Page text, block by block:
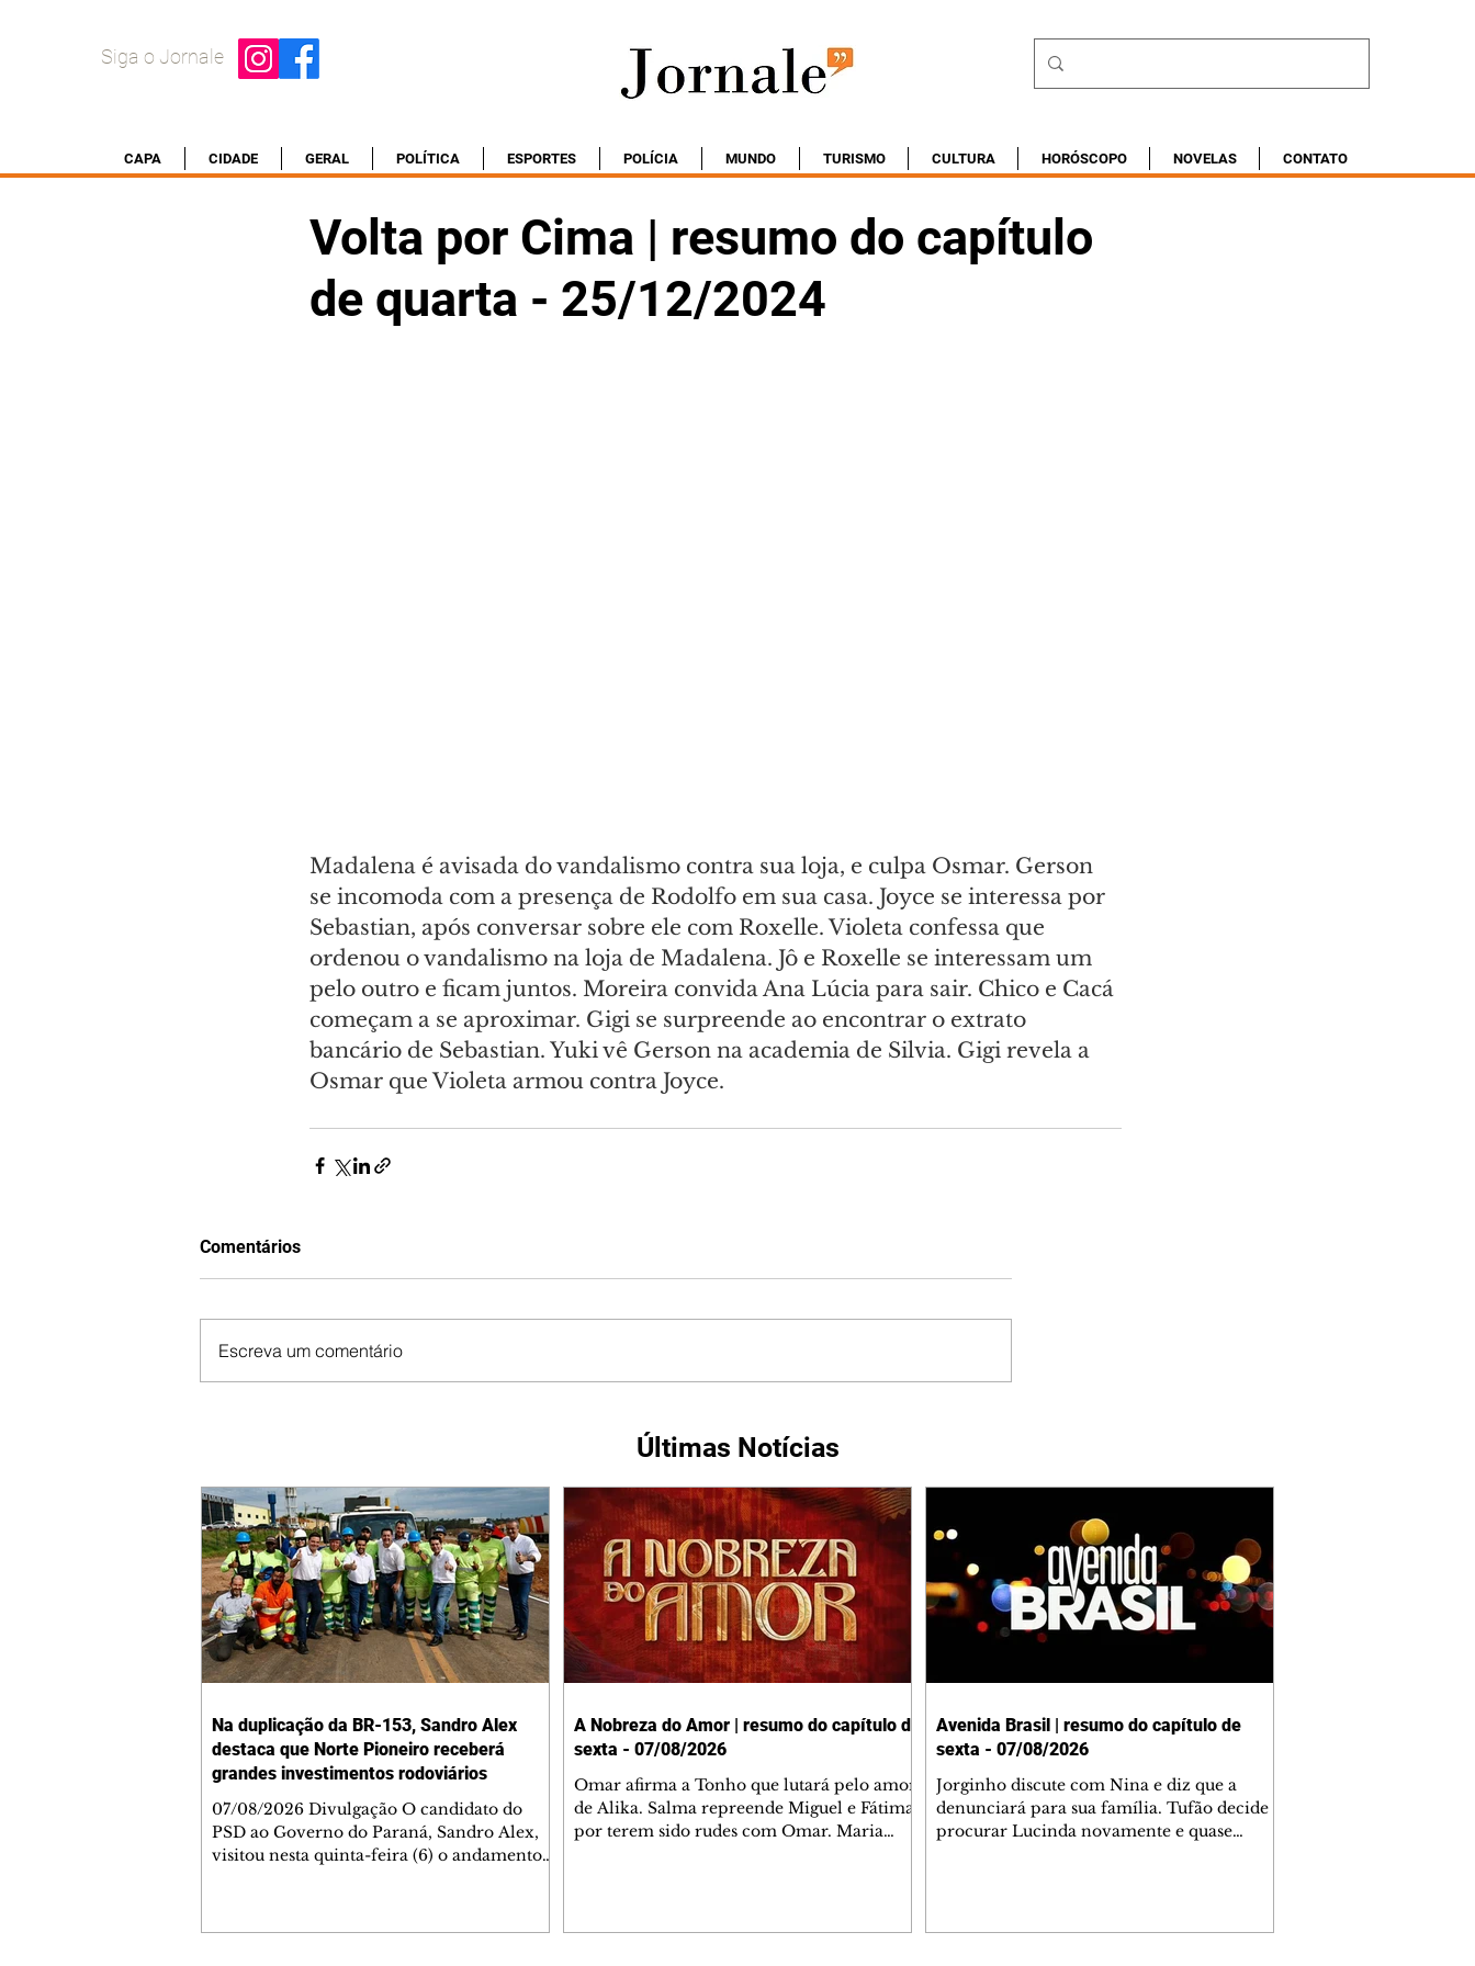
Siga o Jornale
CAPA CIDADE GERAL POLÍTICA ESPORTES POLÍCIA MUNDO TURISMO CULTURA HORÓSCOPO NOVELAS CONTATO
Volta por Cima | resumo do capítulo
de quarta - 25/12/2024
Madalena é avisada do vandalismo contra sua loja, e culpa Osmar. Gerson
se incomoda com a presença de Rodolfo em sua casa. Joyce se interessa por
Sebastian, após conversar sobre ele com Roxelle. Violeta confessa que
ordenou o vandalismo na loja de Madalena. Jô e Roxelle se interessam um
pelo outro e ficam juntos. Moreira convida Ana Lúcia para sair. Chico e Cacá
começam a se aproximar. Gigi se surpreende ao encontrar o extrato
bancário de Sebastian. Yuki vê Gerson na academia de Silvia. Gigi revela a
Osmar que Violeta armou contra Joyce.
Comentários
Escreva um comentário
Últimas Notícias
Na duplicação da BR-153, Sandro Alex
destaca que Norte Pioneiro receberá
grandes investimentos rodoviários
07/08/2026 Divulgação O candidato do
PSD ao Governo do Paraná, Sandro Alex,
visitou nesta quinta-feira (6) o andamento
A Nobreza do Amor | resumo do capítulo de
sexta - 07/08/2026
Omar afirma a Tonho que lutará pelo amor
de Alika. Salma repreende Miguel e Fátima
por terem sido rudes com Omar. Maria
Avenida Brasil | resumo do capítulo de
sexta - 07/08/2026
Jorginho discute com Nina e diz que a
denunciará para sua família. Tufão decide
procurar Lucinda novamente e quase